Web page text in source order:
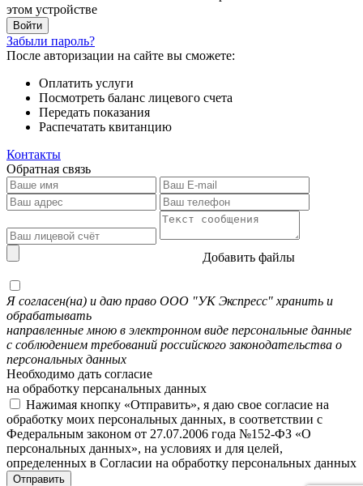
этом устройстве
Забыли пароль?
После авторизации на сайте вы сможете:
Оплатить услуги
Посмотреть баланс лицевого счета
Передать показания
Распечатать квитанцию
Контакты
Обратная связь
Добавить файлы
Я согласен(на) и даю право ООО "УК Экспресс" хранить и
обрабатывать
направленные мною в электронном виде персональные данные
с соблюдением требований российского законодательства о
персональных данных
Необходимо дать согласие
на обработку персанальных данных
Нажимая кнопку «Отправить», я даю свое согласие на
обработку моих персональных данных, в соответствии с
Федеральным законом от 27.07.2006 года №152-ФЗ «О
персональных данных», на условиях и для целей,
определенных в Согласии на обработку персональных данных
Отправить